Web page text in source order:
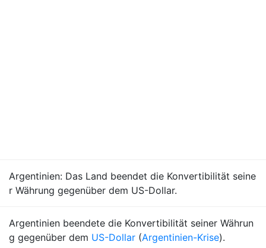
Argentinien: Das Land beendet die Konvertibilität seine
r Währung gegenüber dem US-Dollar.
Argentinien beendete die Konvertibilität seiner Währun
g gegenüber dem US-Dollar (Argentinien-Krise).